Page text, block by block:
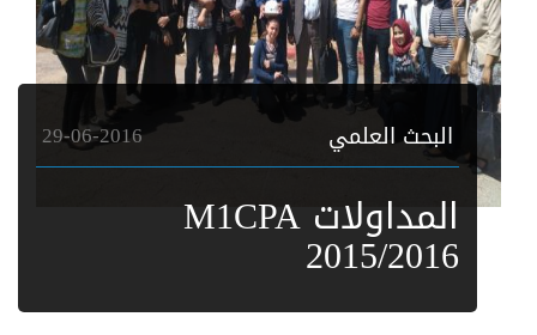
البحث العلمي 29-06-2016
المداولات M1CPA
2015/2016